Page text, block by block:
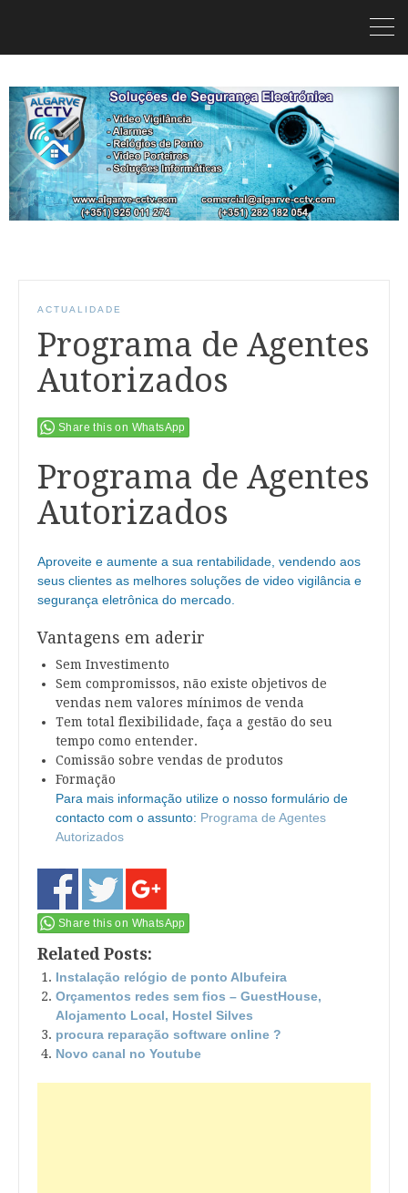
ACTUALIDADE
Programa de Agentes
Autorizados
Share this on WhatsApp
Programa de Agentes
Autorizados
Aproveite e aumente a sua rentabilidade, vendendo aos
seus clientes as melhores soluções de video vigilância e
segurança eletrônica do mercado.
Vantagens em aderir
Sem Investimento
Sem compromissos, não existe objetivos de
vendas nem valores mínimos de venda
Tem total flexibilidade, faça a gestão do seu
tempo como entender.
Comissão sobre vendas de produtos
Formação
Para mais informação utilize o nosso formulário de
contacto com o assunto: Programa de Agentes
Autorizados
Share this on WhatsApp
Related Posts:
Instalação relógio de ponto Albufeira
Orçamentos redes sem fios – GuestHouse,
Alojamento Local, Hostel Silves
procura reparação software online ?
Novo canal no Youtube